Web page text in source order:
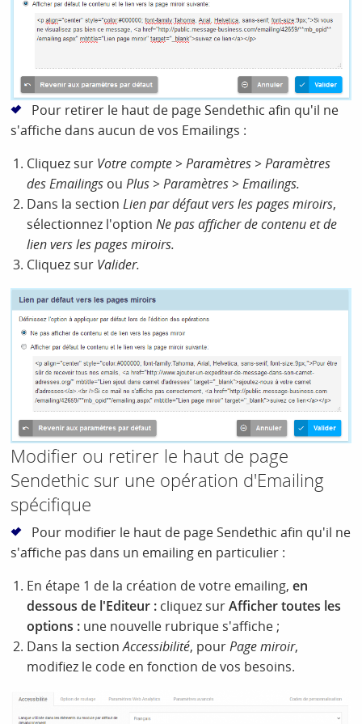
Pour retirer le haut de page Sendethic afin qu'il ne
s'affiche dans aucun de vos Emailings :
Cliquez sur Votre compte > Paramètres > Paramètres
des Emailings ouPlus > Paramètres > Emailings.
Dans la sectionLien par défaut vers les pages miroirs,
sélectionnez l'optionNe pas afficher de contenu et de
lien vers les pages miroirs.
Cliquez sur Valider.
Modifier ou retirer le haut de page
Sendethic sur une opération d'Emailing
spécifique
Pour modifier le haut de page Sendethic afin qu'il ne
s'affiche pas dans un emailing en particulier :
En étape 1 de la création de votre emailing,en
dessous de l'Editeur : cliquez surAfficher toutes les
options : une nouvelle rubrique s'affiche ;
Dans la sectionAccessibilité, pourPagemiroir,
modifiez le code en fonction de vos besoins.